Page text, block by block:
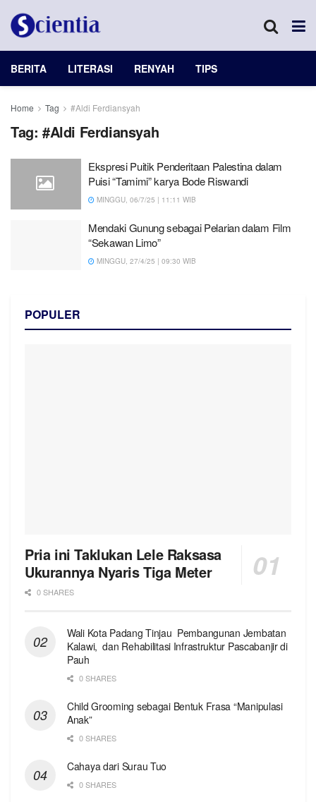
BERITA LITERASI RENYAH TIPS
Home Tag #Aldi Ferdiansyah
Tag: #Aldi Ferdiansyah
Ekspresi Puitik Penderitaan Palestina dalam
Puisi “Tamimi” karya Bode Riswandi
MINGGU, 06/7/25 | 11:11 WIB
Mendaki Gunung sebagai Pelarian dalam Film
“Sekawan Limo”
MINGGU, 27/4/25 | 09:30 WIB
POPULER
Pria ini Taklukan Lele Raksasa
Ukurannya Nyaris Tiga Meter
0 SHARES
Wali Kota Padang Tinjau Pembangunan Jembatan
Kalawi, dan Rehabilitasi Infrastruktur Pascabanjir di
Pauh
0 SHARES
Child Grooming sebagai Bentuk Frasa “Manipulasi
Anak”
0 SHARES
Cahaya dari Surau Tuo
0 SHARES